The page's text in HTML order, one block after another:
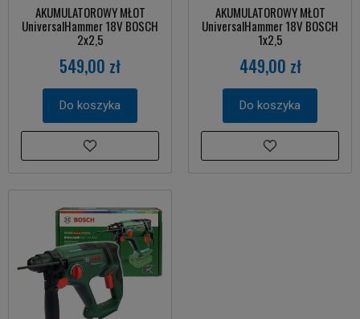
AKUMULATOROWY MŁOT
UniversalHammer 18V BOSCH
2x2,5
549,00 zł
Do koszyka
AKUMULATOROWY MŁOT
UniversalHammer 18V BOSCH
1x2,5
449,00 zł
Do koszyka